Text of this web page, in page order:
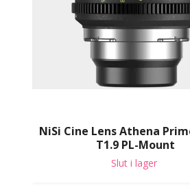
NiSi Cine Lens Athena
T1.9 PL-Mount
Slut i lager